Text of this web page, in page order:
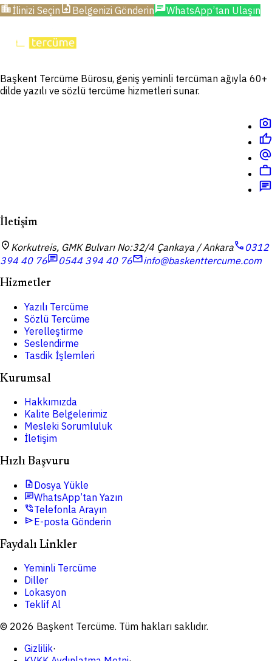
location_cityİlinizi Seçinupload_fileBelgenizi GönderinchatWhatsApp’tan Ulaşın
Başkent Tercüme Bürosu, geniş yeminli tercüman ağıyla 60+
dilde yazılı ve sözlü tercüme hizmetleri sunar.
photo_camera
thumb_up
alternate_email
work
chat
İletişim
location_on Korkutreis, GMK Bulvarı No:32/4 Çankaya / Ankaracall 0312
394 40 76chat0544 394 40 76mailinfo@baskenttercume.com
Hizmetler
Yazılı Tercüme
Sözlü Tercüme
Yerelleştirme
Seslendirme
Tasdik İşlemleri
Kurumsal
Hakkımızda
Kalite Belgelerimiz
Mesleki Sorumluluk
İletişim
Hızlı Başvuru
upload_fileDosya Yükle
chatWhatsApp’tan Yazın
phone_in_talkTelefonla Arayın
sendE-posta Gönderin
Faydalı Linkler
Yeminli Tercüme
Diller
Lokasyon
Teklif Al
© 2026 Başkent Tercüme. Tüm hakları saklıdır.
Gizlilik·